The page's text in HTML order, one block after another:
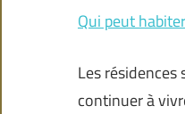
Qui peut
Les
continuer à